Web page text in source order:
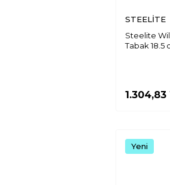
STEELİTE
Steelite
Tabak 18.5
1.304,83
Yeni